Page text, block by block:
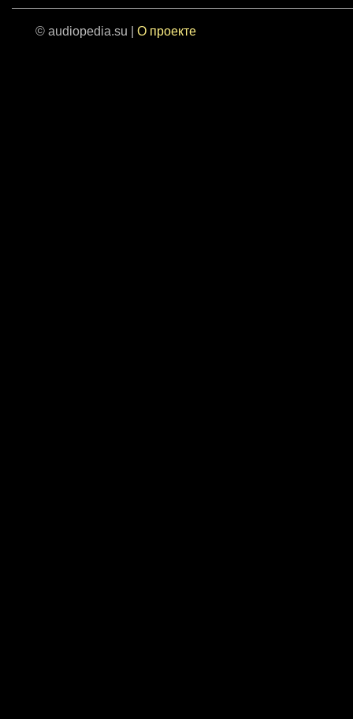
© audiopedia.su | О проекте